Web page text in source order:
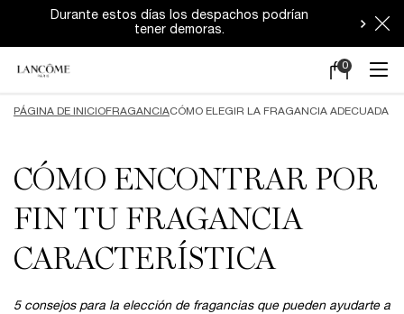
Durante estos días los despachos podrían
tener demoras.
Mi
0
0 producto
PÁGINA DE INICIOFRAGANCIACÓMO ELEGIR LA FRAGANCIA ADECUADA
CÓMO ENCONTRAR POR
FIN TU FRAGANCIA
CARACTERÍSTICA
5 consejos para la elección de fragancias que pueden ayudarte a